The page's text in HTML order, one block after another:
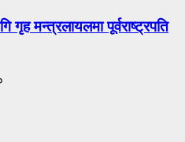
गृह मन्त्रलायलमा पूर्वराष्ट्रपति